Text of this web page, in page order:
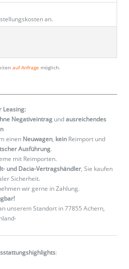
an.
auf Anfrage möglich.
Leasing:
Negativeintrag undausreichendes
einen Neuwagen, kein Reimport und
Ausführung.
mit Reimporten.
und Dacia-Vertragshändler, Sie kaufen
Sicherheit.
wir gerne in Zahlung.
unserem Standort in 77855 Achern,
: